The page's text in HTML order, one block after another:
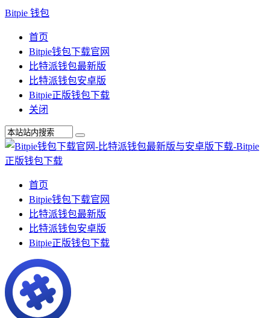
Bitpie 钱包
首页
Bitpie钱包下载官网
比特派钱包最新版
比特派钱包安卓版
Bitpie正版钱包下载
关闭
首页
Bitpie钱包下载官网
比特派钱包最新版
比特派钱包安卓版
Bitpie正版钱包下载